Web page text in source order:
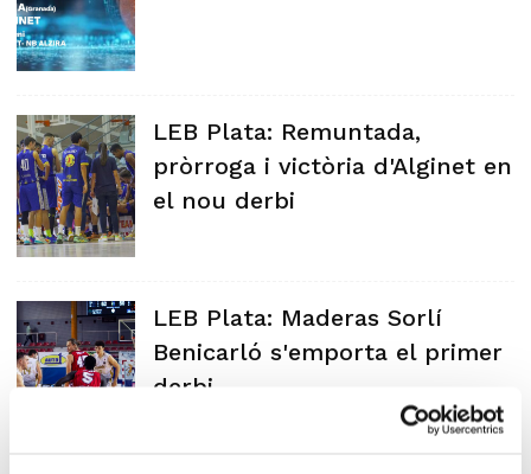
LEB Plata: Remuntada,
pròrroga i victòria d'Alginet en
el nou derbi
LEB Plata: Maderas Sorlí
Benicarló s'emporta el primer
derbi